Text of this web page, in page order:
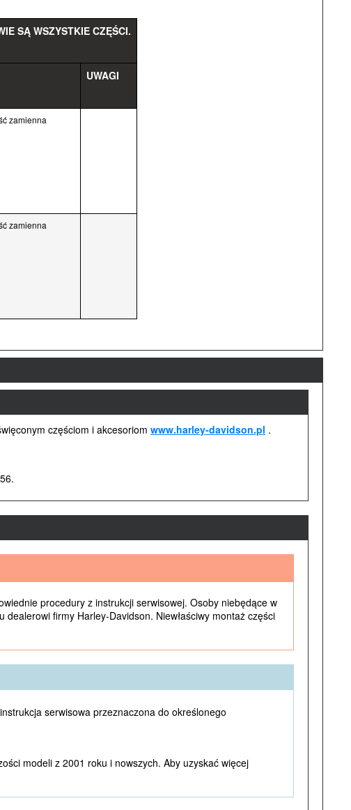
SĄ WSZYSTKIE CZĘŚCI.
UWAGI
zamienna
zamienna
częściom i akcesoriom www.harley-davidson.pl .
procedury z instrukcji serwisowej. Osoby niebędące w
firmy Harley-Davidson. Niewłaściwy montaż części
serwisowa przeznaczona do określonego
modeli z 2001 roku i nowszych. Aby uzyskać więcej